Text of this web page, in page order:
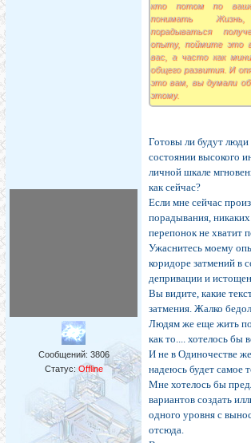
Сообщений: 3806
Статус: Offline
кто потом по
понимать
порадываться
опыту, поймите это
вас, а часто как
общего развития. И
это вам, вы думали
этому.
Готовы ли будут
состоянии высокого
личной шкале
как сейчас?
Если мне сейчас
порадывания,
перепонок не хватит
Ужаснитесь моему
коридоре затмений в
депривации и
Вы видите, какие
затмения. Жалко
Людям же еще жить
как то.... хотелось бы
И не в Одиночестве
надеюсь будет самое
Мне хотелось бы
вариантов создать
одного уровня с
отсюда.